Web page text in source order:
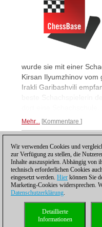
wurde sie mit einer
Kirsan Ilyumzhinov vom
Irakli Garibashvili
beste Schachspielerin
Mehr... Kommentare
ZURÜCK
Datenschutzhinweis|
Wir verwenden Cookies und
zur Verfügung zu stellen, die
Inhalte auszuspielen. Abhängig von
technisch erforderlichen Cookies
eingesetzt werden. Hier können Sie
Marketing-Cookies widersprechen.
Datenschutzerklärung.
Detaillierte
Informationen